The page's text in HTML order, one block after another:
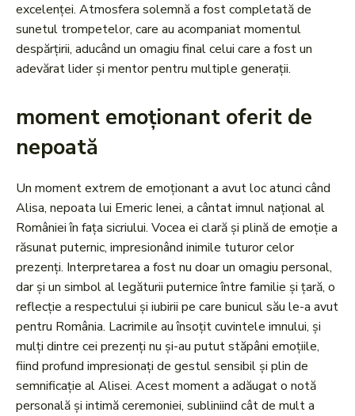
excelenței. Atmosfera solemnă a fost completată de
sunetul trompetelor, care au acompaniat momentul
despărțirii, aducând un omagiu final celui care a fost un
adevărat lider și mentor pentru multiple generații.
moment emoționant oferit de
nepoată
Un moment extrem de emoționant a avut loc atunci când
Alisa, nepoata lui Emeric Ienei, a cântat imnul național al
României în fața sicriului. Vocea ei clară și plină de emoție a
răsunat puternic, impresionând inimile tuturor celor
prezenți. Interpretarea a fost nu doar un omagiu personal,
dar și un simbol al legăturii puternice între familie și țară, o
reflecție a respectului și iubirii pe care bunicul său le-a avut
pentru România. Lacrimile au însoțit cuvintele imnului, și
mulți dintre cei prezenți nu și-au putut stăpâni emoțiile,
fiind profund impresionați de gestul sensibil și plin de
semnificație al Alisei. Acest moment a adăugat o notă
personală și intimă ceremoniei, subliniind cât de mult a